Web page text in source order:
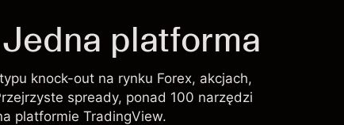
platforma
knock-out na rynku Forex, akcjach,
spready, ponad 100 narzędzi
platformie TradingView.